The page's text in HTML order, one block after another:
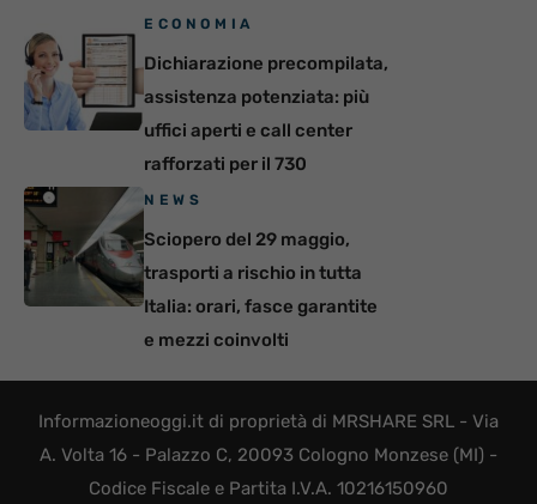
ECONOMIA
Dichiarazione precompilata,
assistenza potenziata: più
uffici aperti e call center
rafforzati per il 730
NEWS
Sciopero del 29 maggio,
trasporti a rischio in tutta
Italia: orari, fasce garantite
e mezzi coinvolti
Informazioneoggi.it di proprietà di MRSHARE SRL - Via
A. Volta 16 - Palazzo C, 20093 Cologno Monzese (MI) -
Codice Fiscale e Partita I.V.A. 10216150960